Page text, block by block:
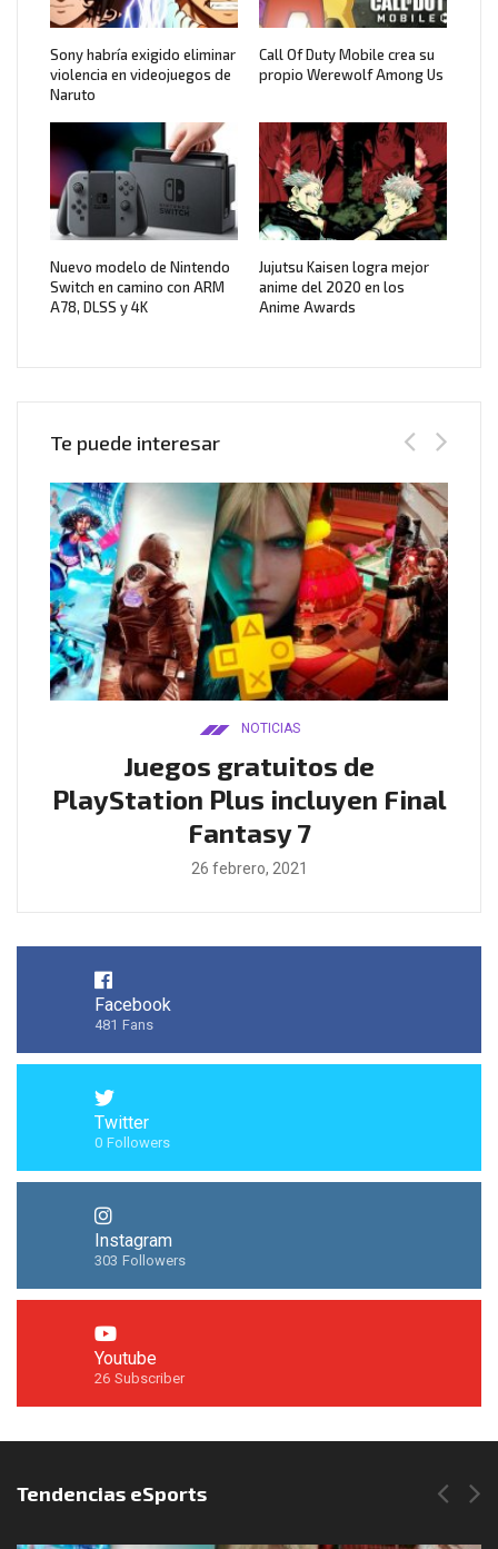
Sony habría exigido eliminar
violencia en videojuegos de
Naruto
Call Of Duty Mobile crea su
propio Werewolf Among Us
Nuevo modelo de Nintendo
Switch en camino con ARM
A78, DLSS y 4K
Jujutsu Kaisen logra mejor
anime del 2020 en los
Anime Awards
Te puede interesar
NOTICIAS
Juegos gratuitos de
PlayStation Plus incluyen Final
Fantasy 7
26 febrero, 2021
Facebook
481 Fans
Twitter
0 Followers
Instagram
303 Followers
Youtube
26 Subscriber
Síguenos en Instagram
Tendencias eSports